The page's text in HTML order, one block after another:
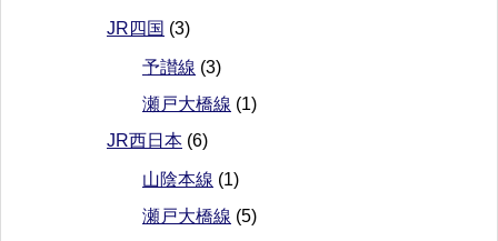
JR四国 (3)
予讃線 (3)
瀬戸大橋線 (1)
JR西日本 (6)
山陰本線 (1)
瀬戸大橋線 (5)